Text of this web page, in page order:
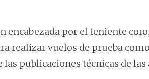
encabezada por el teniente
realizar vuelos de prueba
publicaciones técnicas de las